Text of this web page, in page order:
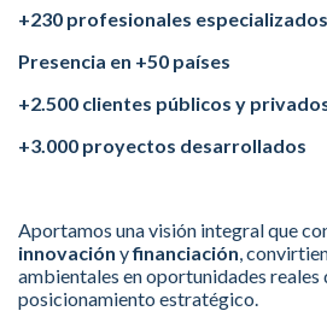
+230 profesionales especializados
Presencia en +50 países
+2.500 clientes públicos y
+3.000 proyectos desarrollados
Aportamos una visión integral que
innovación yfinanciación,
ambientales en oportunidades
posicionamiento estratégico.